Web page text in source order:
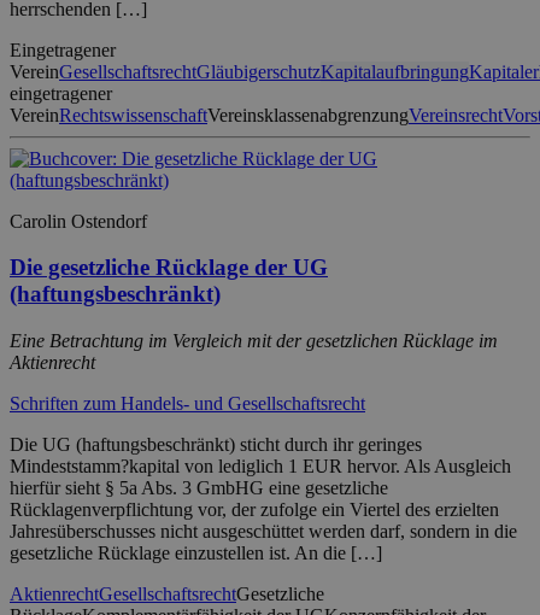
herrschenden […]
Eingetragener
VereinGesellschaftsrechtGläubigerschutzKapitalaufbringung
eingetragener
VereinRechtswissenschaftVereinsklassenabgrenzungVereinsrecht
Carolin Ostendorf
Die gesetzliche Rücklage der UG
(haftungsbeschränkt)
Eine Betrachtung im Vergleich mit der gesetzlichen Rücklage im
Aktienrecht
Schriften zum Handels- und Gesellschaftsrecht
Die UG (haftungsbeschränkt) sticht durch ihr geringes
Mindeststamm?kapital von lediglich 1 EUR hervor. Als Ausgleich
hierfür sieht § 5a Abs. 3 GmbHG eine gesetzliche
Rücklagenverpflichtung vor, der zufolge ein Viertel des erzielten
Jahresüberschusses nicht ausgeschüttet werden darf, sondern in die
gesetzliche Rücklage einzustellen ist. An die […]
AktienrechtGesellschaftsrechtGesetzliche